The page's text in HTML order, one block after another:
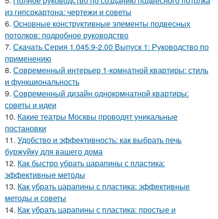
из гипсокартона: чертежи и советы
6. Основные конструктивные элементы подвесных
потолков: подробное руководство
7. Скачать Серия 1.045.9-2.00 Выпуск 1: Руководство по
применению
8. Современный интерьер 1-комнатной квартиры: стиль
и функциональность
9. Современный дизайн однокомнатной квартиры:
советы и идеи
10. Какие театры Москвы проводят уникальные
постановки
11. Удобство и эффективность: как выбрать печь
буржуйку для вашего дома
12. Как быстро убрать царапины с пластика:
эффективные методы
13. Как убрать царапины с пластика: эффективные
методы и советы
14. Как убрать царапины с пластика: простые и